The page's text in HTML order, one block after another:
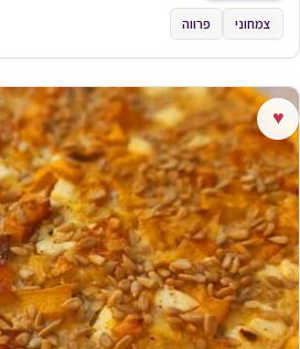
צמחוני פרווה
♥